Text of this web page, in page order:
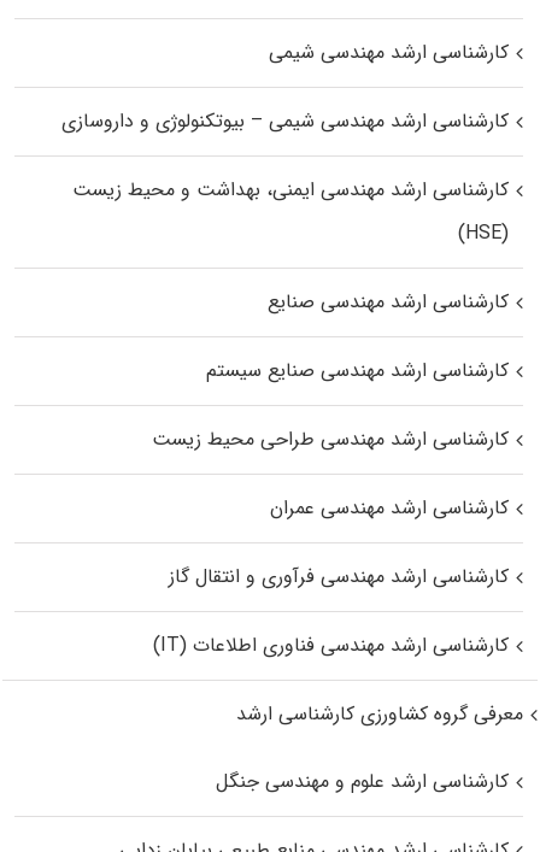
کارشناسی ارشد مهندسی شیمی
کارشناسی ارشد مهندسی شیمی – بیوتکنولوژی و داروسازی
کارشناسی ارشد مهندسی ایمنی، بهداشت و محیط زیست
(HSE)
کارشناسی ارشد مهندسی صنایع
کارشناسی ارشد مهندسی صنایع سیستم
کارشناسی ارشد مهندسی طراحی محیط زیست
کارشناسی ارشد مهندسی عمران
کارشناسی ارشد مهندسی فرآوری و انتقال گاز
کارشناسی ارشد مهندسی فناوری اطلاعات (IT)
معرفی گروه کشاورزی کارشناسی ارشد
کارشناسی ارشد علوم و مهندسی جنگل